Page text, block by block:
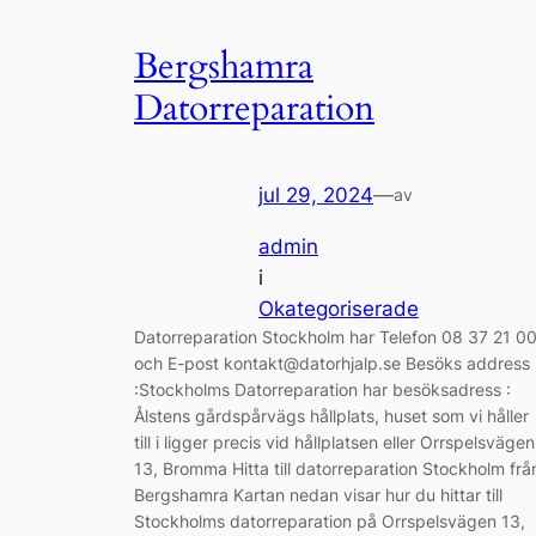
Bergshamra
Datorreparation
jul 29, 2024—av
admin
i
Okategoriserade
Datorreparation Stockholm har Telefon 08 37 21 00
och E-post kontakt@datorhjalp.se Besöks address
:Stockholms Datorreparation har besöksadress :
Ålstens gårdspårvägs hållplats, huset som vi håller
till i ligger precis vid hållplatsen eller Orrspelsvägen
13, Bromma Hitta till datorreparation Stockholm
Bergshamra Kartan nedan visar hur du hittar till
Stockholms datorreparation på Orrspelsvägen 13,